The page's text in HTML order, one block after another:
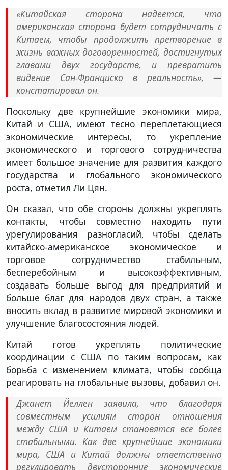
«Китайская сторона надеется, что
американская сторона будет сотрудничать с
Китаем, чтобы продолжить претворение в
жизнь важных договоренностей, достигнутых
главами двух государств, и превратить
видение Сан-Франциско в реальность», —
констатировал он.
Поскольку две крупнейшие экономики мира,
Китай и США, имеют тесно переплетающиеся
экономические интересы, то укрепление
экономического и торгового сотрудничества
имеет большое значение для развития каждого
государства и глобального экономического
роста, отметил Ли Цян.
Он сказал, что обе стороны должны укреплять
контакты, чтобы совместно находить пути
урегулирования разногласий, чтобы сделать
китайско-американское экономическое и
торговое сотрудничество стабильным,
бесперебойным и высокоэффективным,
создавать больше выгод для предприятий и
больше благ для народов двух стран, а также
вносить вклад в развитие мировой экономики и
улучшение благосостояния людей.
Китай готов укреплять политические
координации с США по таким вопросам, как
борьба с изменением климата, чтобы сообща
реагировать на глобальные вызовы, добавил он.
Джанет Йеллен заявила, что благодаря
совместным усилиям сторон отношения
между США и Китаем становятся все более
стабильными. Как две крупнейшие экономики
мира, США и Китай должны ответственно
регулировать двусторонние экономические